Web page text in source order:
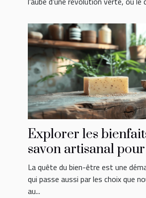
Explorer les
savon artisanal
et l'esprit
La quête du bien-être est une
qui passe aussi par les choix que
au...